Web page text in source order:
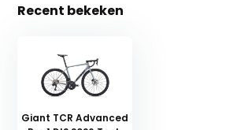
Recent bekeken
Giant TCR Advanced